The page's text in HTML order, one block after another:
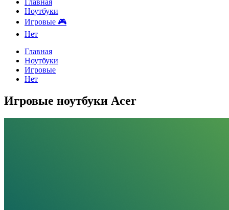
Главная
Ноутбуки
Игровые 🎮
Нет
Главная
Ноутбуки
Игровые
Нет
Игровые ноутбуки Acer